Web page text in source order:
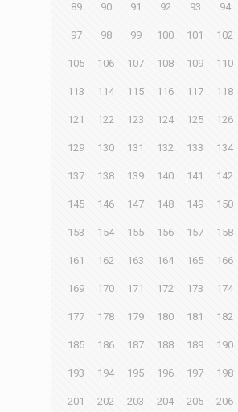
89 90 91 92 93 94
97 98 99 100 101 102
105 106 107 108 109 110
113 114 115 116 117 118
121 122 123 124 125 126
129 130 131 132 133 134
137 138 139 140 141 142
145 146 147 148 149 150
153 154 155 156 157 158
161 162 163 164 165 166
169 170 171 172 173 174
177 178 179 180 181 182
185 186 187 188 189 190
193 194 195 196 197 198
201 202 203 204 205 206